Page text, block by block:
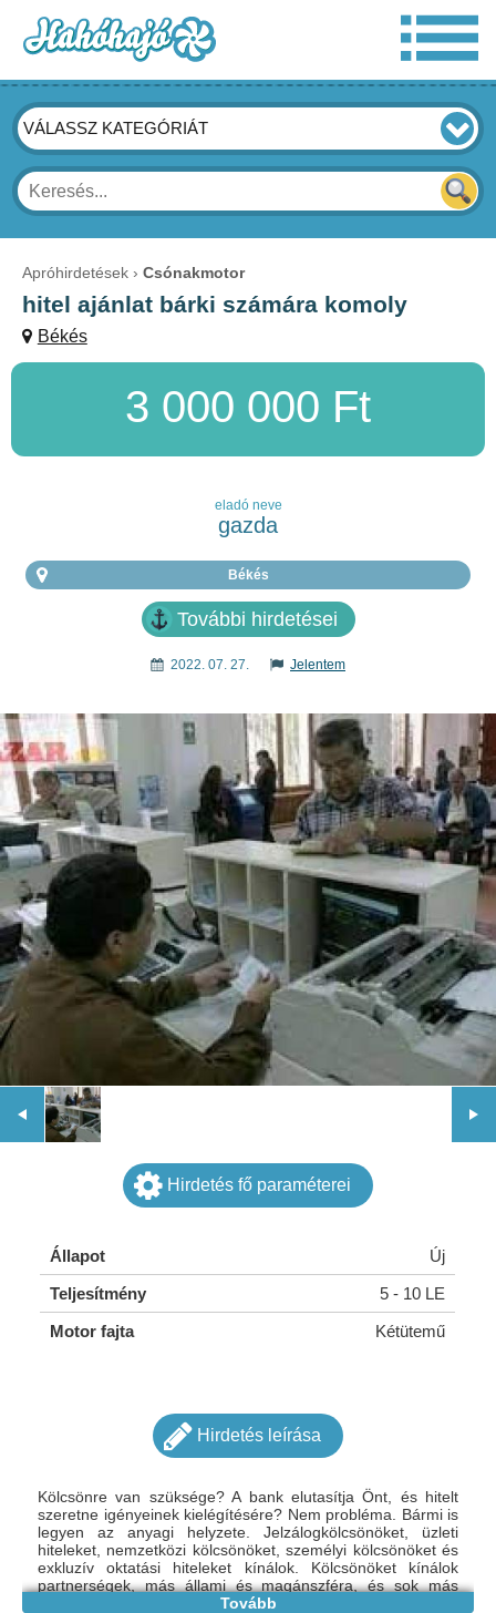
VÁLASSZ KATEGÓRIÁT
Apróhirdetések Csónakmotor
hitel ajánlat bárki számára komoly
Békés
3 000 000 Ft
eladó neve
gazda
Békés
További hirdetései
2022. 07. 27. Jelentem
Hirdetés fő paraméterei
Állapot
Új
Teljesítmény
5 - 10 LE
Motor fajta
Kétütemű
Hirdetés leírása
Kölcsönre van szüksége? A bank elutasítja Önt, és hitelt
szeretne igényeinek kielégítésére? Nem probléma. Bármi is
legyen az anyagi helyzete. Jelzálogkölcsönöket, üzleti
hiteleket, nemzetközi kölcsönöket, személyi kölcsönöket és
exkluzív oktatási hiteleket kínálok. Kölcsönöket kínálok
partnerségek, más állami és magánszféra, és sok más
számára. Bármely kölcsönt, ingatlant, finanszírozást és
Tovább